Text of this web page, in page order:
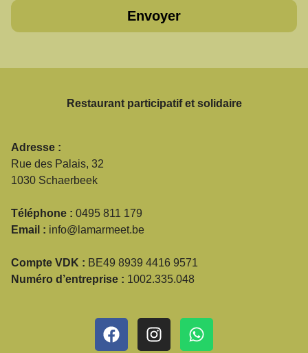
Envoyer
Restaurant participatif et solidaire
Adresse :
Rue des Palais, 32
1030 Schaerbeek
Téléphone : 0495 811 179
Email : info@lamarmeet.be
Compte VDK : BE49 8939 4416 9571
Numéro d’entreprise : 1002.335.048